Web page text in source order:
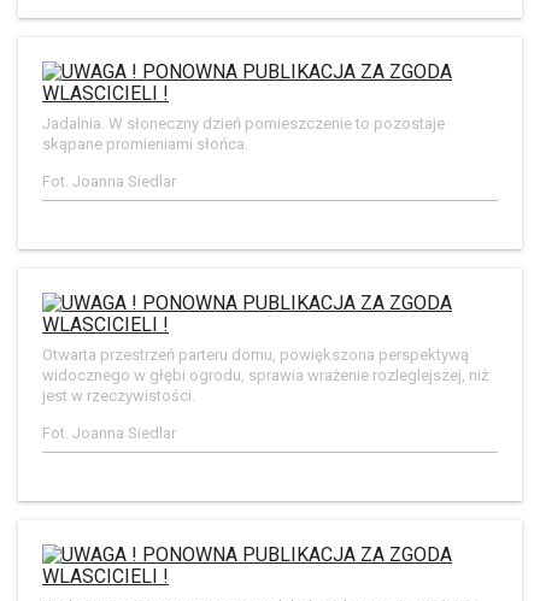
Jadalnia. W słoneczny dzień pomieszczenie to pozostaje
skąpane promieniami słońca.
Fot. Joanna Siedlar
Otwarta przestrzeń parteru domu, powiększona perspektywą
widocznego w głębi ogrodu, sprawia wrażenie rozleglejszej, niż
jest w rzeczywistości.
Fot. Joanna Siedlar